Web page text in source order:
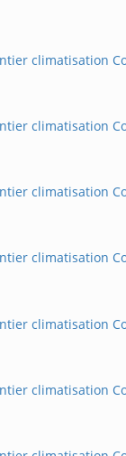
climatisation
climatisation
climatisation
climatisation
climatisation
climatisation
BatiWebPro